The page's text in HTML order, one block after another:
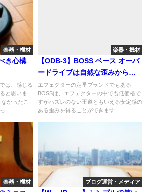
楽器・機材
き心構
は、感じる
と思いま
かったこ
...
楽器・機材
【ODB-3】BOSS ベース オーバ
ードライブは自然な歪みからゴ
リゴリの歪みまで自由自在
エフェクターの定番ブランドでもある
BOSSは、エフェクターの中でも低価格で
すがハズレのない王道ともいえる安定感の
ある歪みを得ることができます...
楽器・機材 ブログ運営・メディア